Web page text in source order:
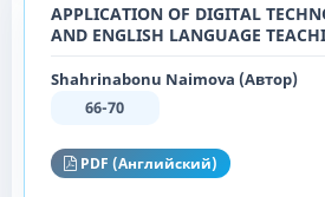
APPLICATION OF DIGITAL
AND ENGLISH LANGUAGE
Shahrinabonu Naimova (Автор)
66-70
PDF (Английский)